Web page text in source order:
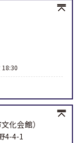
18:30
化会館）
4-4-1